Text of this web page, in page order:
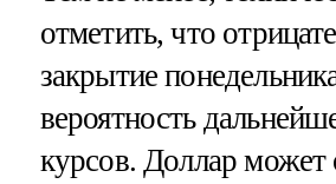
отметить, что
закрытие
вероятность
курсов. Доллар может